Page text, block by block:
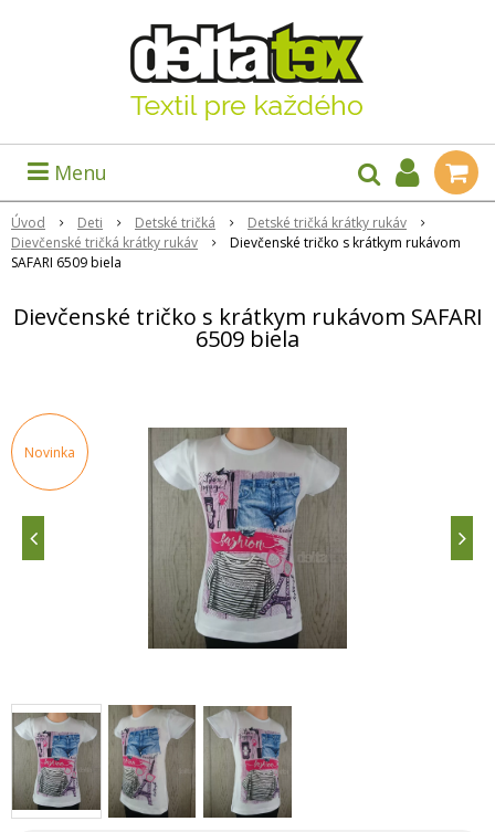
Menu
Úvod Deti Detské tričká
Detské tričká krátky rukáv
Dievčenské tričká krátky rukáv
Dievčenské tričko s krátkym rukávom
SAFARI 6509 biela
Dievčenské tričko s krátkym rukávom SAFARI
6509 biela
Novinka